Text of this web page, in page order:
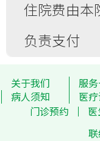
各类
手术
药物
转入
转出
切治
费平
半私家
住院费由本
负责支付
关于我们 服
病人须知
医
门诊预约